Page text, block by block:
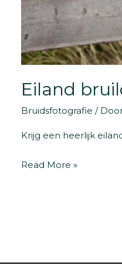
Eiland
Bruidsfotografie /
Krijg een heerlijk
Eiland
Read More »